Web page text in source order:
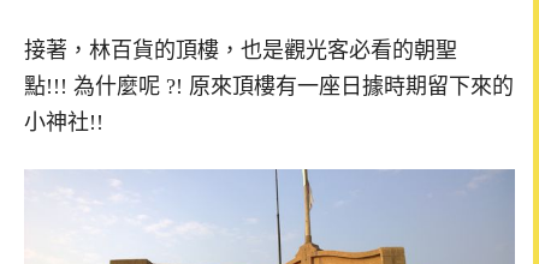
接著，林百貨的頂樓，也是觀光客必看的朝聖
點!!! 為什麼呢 ?! 原來頂樓有一座日據時期留下來的
小神社!!